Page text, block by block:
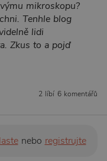
mikroskopu?
Tenhle blog
lidi
Zkus to a pojď
2 líbí 6 komentářů
nebo registrujte